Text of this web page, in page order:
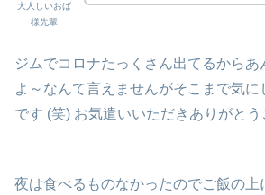
大人しいおば
様先輩
ジムでコロナたっくさん出てるから
よ～なんて言えませんがそこまで気
です (笑) お気遣いいただきありがとう
夜は食べるものなかったのでご飯の上